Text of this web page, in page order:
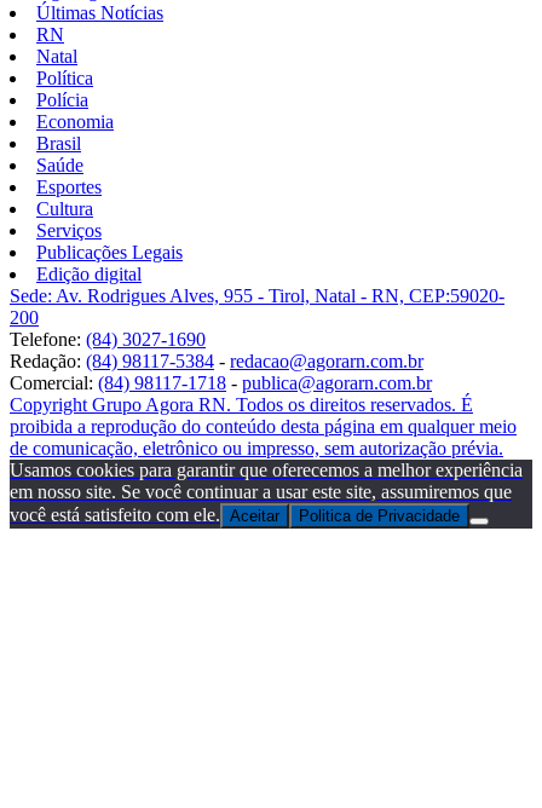
Últimas Notícias
RN
Natal
Política
Polícia
Economia
Brasil
Saúde
Esportes
Cultura
Serviços
Publicações Legais
Edição digital
Sede: Av. Rodrigues Alves, 955 - Tirol, Natal - RN, CEP:59020-
200
Telefone: (84) 3027-1690
Redação: (84) 98117-5384 - redacao@agorarn.com.br
Comercial: (84) 98117-1718 - publica@agorarn.com.br
Copyright Grupo Agora RN. Todos os direitos reservados. É
proibida a reprodução do conteúdo desta página em qualquer meio
de comunicação, eletrônico ou impresso, sem autorização prévia.
Usamos cookies para garantir que oferecemos a melhor experiência
em nosso site. Se você continuar a usar este site, assumiremos que
você está satisfeito com ele. Aceitar Politica de Privacidade